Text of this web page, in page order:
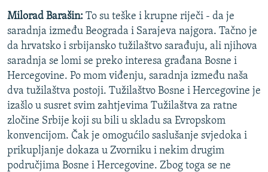
Milorad Barašin: To su teške i krupne riječi - da je
saradnja između Beograda i Sarajeva najgora. Tačno je
da hrvatsko i srbijansko tužilaštvo sarađuju, ali njihova
saradnja se lomi se preko interesa građana Bosne i
Hercegovine. Po mom viđenju, saradnja između naša
dva tužilaštva postoji. Tužilaštvo Bosne i Hercegovine je
izašlo u susret svim zahtjevima Tužilaštva za ratne
zločine Srbije koji su bili u skladu sa Evropskom
konvencijom. Čak je omogućilo saslušanje svjedoka i
prikupljanje dokaza u Zvorniku i nekim drugim
područjima Bosne i Hercegovine. Zbog toga se ne